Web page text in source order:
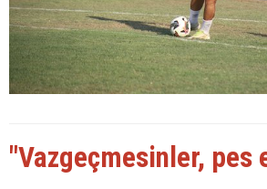
"Vazgeçmesinler, pes